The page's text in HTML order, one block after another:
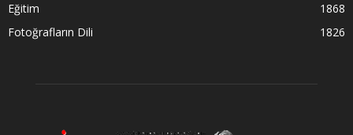
Eğitim
1868
Fotoğrafların Dili
1826